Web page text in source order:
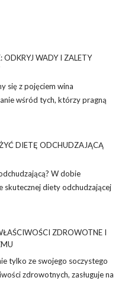
WADY I ZALETY
się z pojęciem wina
wśród tych, którzy pragną
DIETĘ ODCHUDZAJĄCĄ
W dobie
skutecznej diety odchudzającej
ZDROWOTNE I
tylko ze swojego soczystego
zdrowotnych, zasługuje na